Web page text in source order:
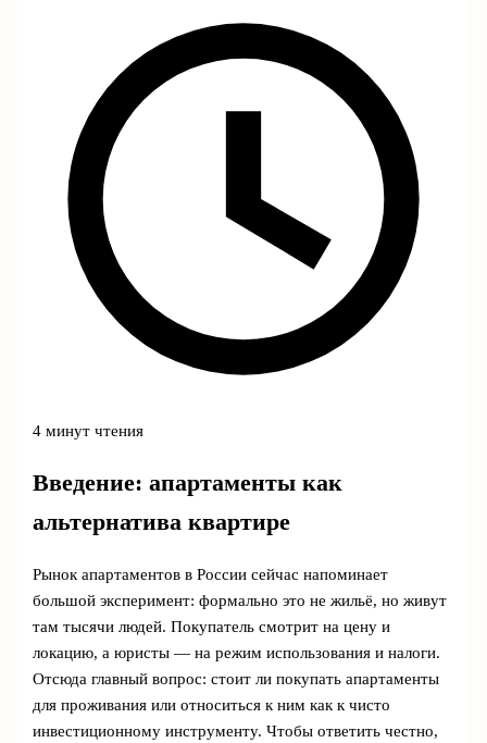
4 минут чтения
Введение: апартаменты как
альтернатива квартире
Рынок апартаментов в России сейчас напоминает
большой эксперимент: формально это не жильё, но живут
там тысячи людей. Покупатель смотрит на цену и
локацию, а юристы — на режим использования и налоги.
Отсюда главный вопрос: стоит ли покупать апартаменты
для проживания или относиться к ним как к чисто
инвестиционному инструменту. Чтобы ответить честно,